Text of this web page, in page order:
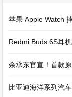
苹果 Apple Watch
Redmi Buds 6S耳
余承东官宣！首款
比亚迪海洋系列汽